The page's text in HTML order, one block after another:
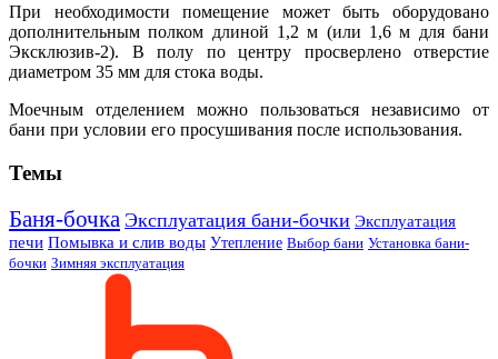
При необходимости помещение может быть оборудовано
дополнительным полком длиной 1,2 м (или 1,6 м для бани
Эксклюзив-2). В полу по центру просверлено отверстие
диаметром 35 мм для стока воды.
Моечным отделением можно пользоваться независимо от
бани при условии его просушивания после использования.
Темы
Баня-бочка Эксплуатация бани-бочки Эксплуатация
печи Помывка и слив воды Утепление Выбор бани Установка бани-
бочки Зимняя эксплуатация